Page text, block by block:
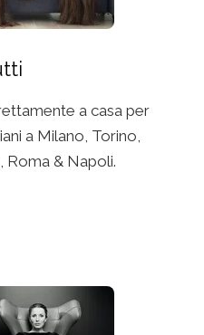
a casa per
a Milano, Torino,
Roma & Napoli.